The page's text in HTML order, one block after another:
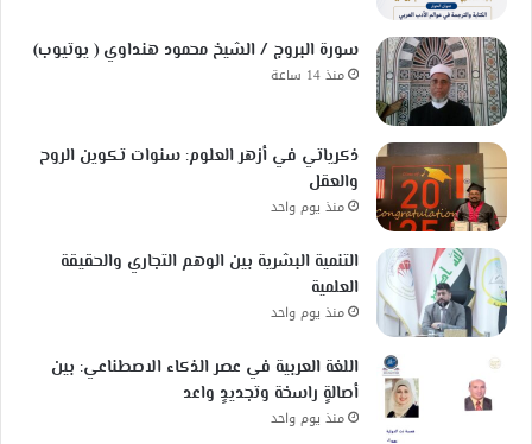
سورة البروج / الشيخ محمود هنداوي ( يوتيوب)
منذ 14 ساعة
ذكرياتي في أزهر العلوم: سنوات تكوين الروح
والعقل
منذ يوم واحد
التنمية البشرية بين الوهم التجاري والحقيقة
العلمية
منذ يوم واحد
اللغة العربية في عصر الذكاء الاصطناعي: بين
أصالةٍ راسخة وتجديدٍ واعد
منذ يوم واحد